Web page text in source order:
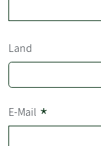
Land
E-Mail *